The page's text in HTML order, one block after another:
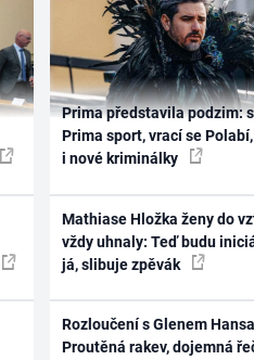
Prima představila podzim:
Prima sport, vrací se
i nové kriminálky
Mathiase Hložka ženy do
vždy uhnaly: Teď budu
já, slibuje zpěvák
Rozloučení s Glenem
Proutěná rakev, dojemná